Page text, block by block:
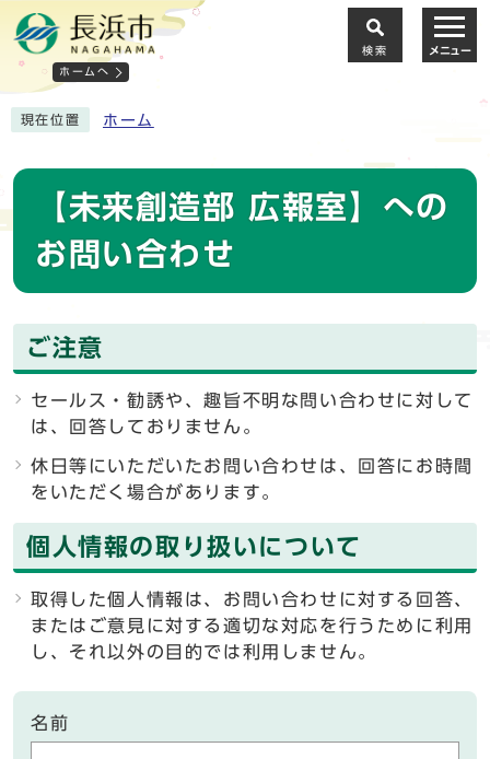
ホームへ
検索 メニュー
現在位置 ホーム
【未来創造部 広報室】への
お問い合わせ
ご注意
セールス・勧誘や、趣旨不明な問い合わせに対して
は、回答しておりません。
休日等にいただいたお問い合わせは、回答にお時間
をいただく場合があります。
個人情報の取り扱いについて
取得した個人情報は、お問い合わせに対する回答、
またはご意見に対する適切な対応を行うために利用
し、それ以外の目的では利用しません。
名前